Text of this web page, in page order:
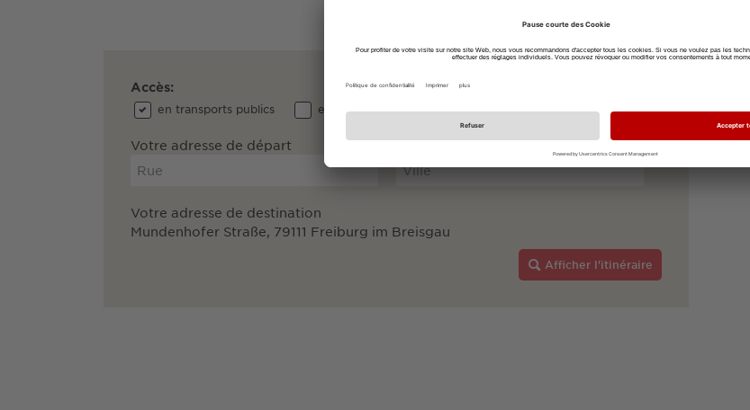
Accès:
en transports publics en voiture à vélo à pied
Votre adresse de départ
Votre adresse de destination
Mundenhofer Straße, 79111 Freiburg im Breisgau
Afficher l'itinéraire